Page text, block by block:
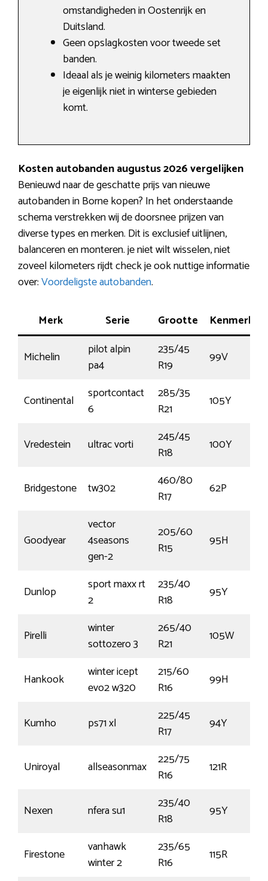
omstandigheden in Oostenrijk en
Duitsland.
Geen opslagkosten voor tweede set
banden.
Ideaal als je weinig kilometers maakten
je eigenlijk niet in winterse gebieden
komt.
Kosten autobanden augustus 2026 vergelijken
Benieuwd naar de geschatte prijs van nieuwe
autobanden in Borne kopen? In het onderstaande
schema verstrekken wij de doorsnee prijzen van
diverse types en merken. Dit is exclusief uitlijnen,
balanceren en monteren. je niet wilt wisselen, niet
zoveel kilometers rijdt check je ook nuttige informatie
over:Voordeligste autobanden.
Merk Serie Grootte Kenmerk
Michelin
pilot alpin
pa4
235/45
R19
99V
Continental
sportcontact
6
285/35
R21
105Y
Vredestein ultrac vorti
245/45
R18
100Y
Bridgestone tw302
460/80
R17
62P
Goodyear
vector
4seasons
gen-2
205/60
R15
95H
Dunlop
sport maxx rt
2
235/40
R18
95Y
Pirelli
winter
sottozero 3
265/40
R21
105W
Hankook
winter icept
evo2 w320
215/60
R16
99H
Kumho ps71 xl
225/45
R17
94Y
Uniroyal allseasonmax
225/75
R16
121R
Nexen nfera su1
235/40
R18
95Y
Firestone
vanhawk
winter 2
235/65
R16
115R